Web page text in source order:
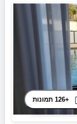
+126 תמונות